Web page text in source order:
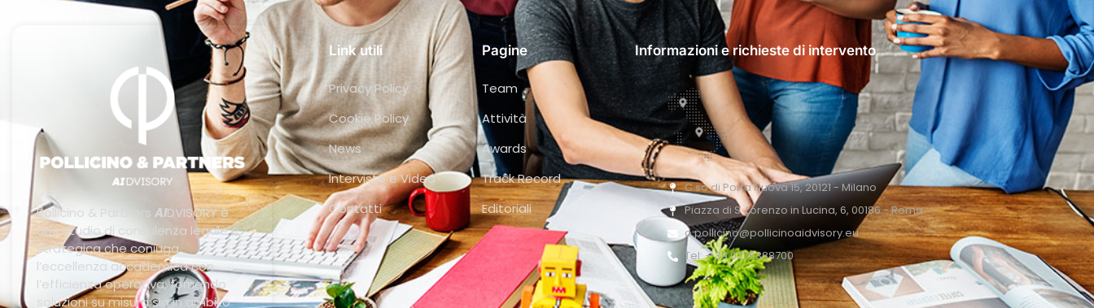
Pollicino & Partners AIDVISORY è
uno studio di consulenza legale e
strategica che coniuga
l’eccellenza accademica con
l’efficienza operativa, fornendo
soluzioni su misura sia in ambito
Link utili
Privacy Policy
Cookie Policy
News
Interviste e Video
Contatti
Pagine
Team
Attività
Awards
Track Record
Editoriali
Informazioni e richieste di intervento
C.so di Porta Nuova 15, 20121 - Milano
Piazza di S. Lorenzo in Lucina, 6, 00186 - Roma
o.pollicino@pollicinoaidvisory.eu
Tel: + 39 0276388700